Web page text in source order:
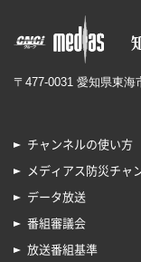
〒477-0031 愛知県東海
チャンネルの使い方
メディアス防災チャ
データ放送
番組審議会
放送番組基準